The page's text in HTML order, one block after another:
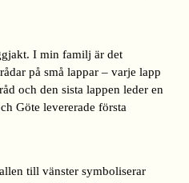
I min familj är det
på små lappar – varje lapp
och den sista lappen leder en
Göte levererade första
till vänster symboliserar